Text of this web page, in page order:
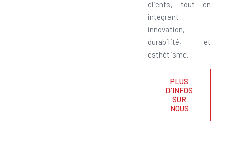
clients, tout en
intégrant
innovation,
durabilité, et
esthétisme.
PLUS
D'INFOS
SUR
NOUS